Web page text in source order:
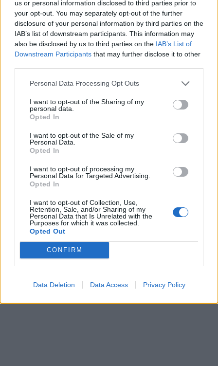
us or personal information disclosed to third parties prior to
your opt-out. You may separately opt-out of the further
disclosure of your personal information by third parties on the
IAB’s list of downstream participants. This information may
also be disclosed by us to third parties on the IAB’s List of
Downstream Participants that may further disclose it to other
Personal Data Processing Opt Outs
I want to opt-out of the Sharing of my
personal data.
Opted In
I want to opt-out of the Sale of my
Personal Data.
Opted In
I want to opt-out of processing my
Personal Data for Targeted Advertising.
Opted In
I want to opt-out of Collection, Use,
Retention, Sale, and/or Sharing of my
Personal Data that Is Unrelated with the
Purposes for which it was collected.
Opted Out
CONFIRM
Data Deletion Data Access Privacy Policy
In evidenza